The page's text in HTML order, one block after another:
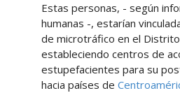
Estas personas, - según
humanas -, estarían
de microtráfico en el Distrito
estableciendo centros de
estupefacientes para su
hacia países de